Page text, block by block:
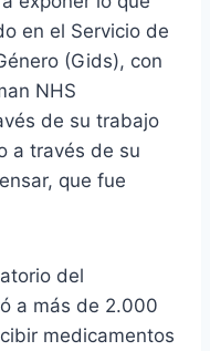
en el Servicio de
(Gids), con
NHS
de su trabajo
a través de su
que fue
del
a más de 2.000
medicamentos